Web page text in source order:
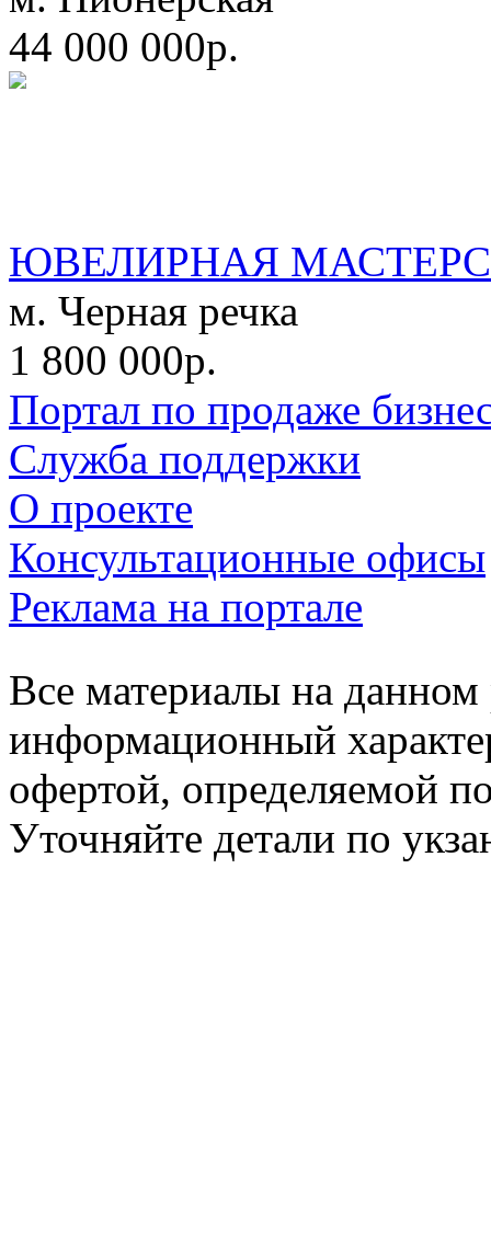
44 000 000р.
ЮВЕЛИРНАЯ
м. Черная речка
1 800 000р.
Портал по продаже
Служба поддержки
О проекте
Консультационные офисы
Реклама на портале
Все материалы на данном
информационный
офертой, определяемой
Уточняйте детали по